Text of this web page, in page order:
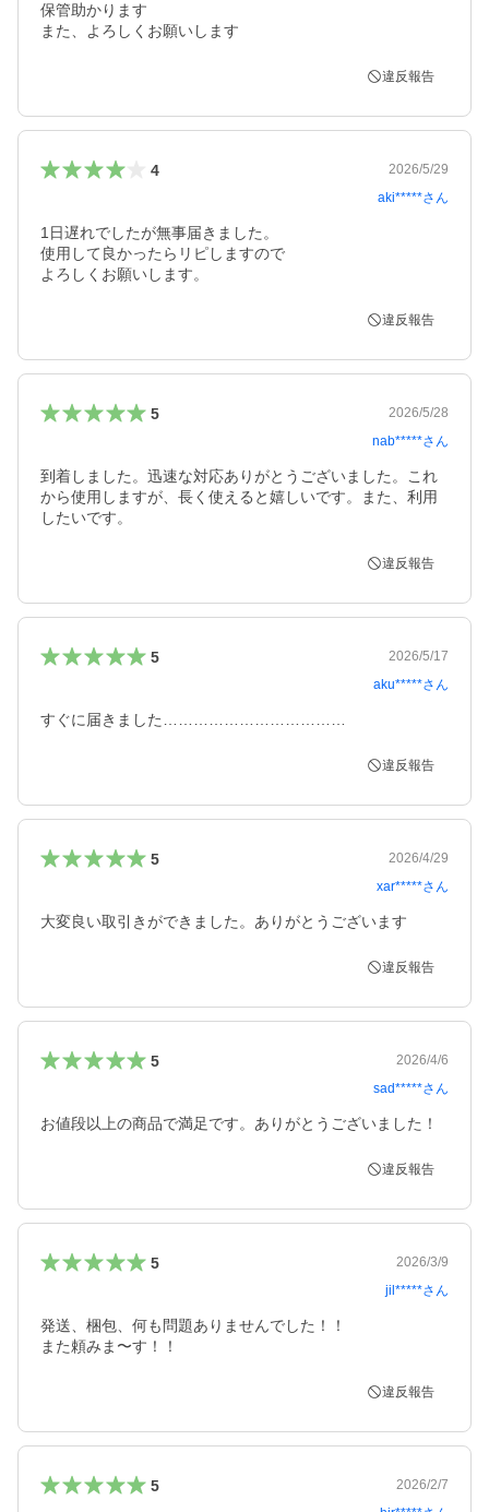
保管助かります
また、よろしくお願いします
違反報告
4
2026/5/29
aki*****さん
1日遅れでしたが無事届きました。
使用して良かったらリピしますので
よろしくお願いします。
違反報告
5
2026/5/28
nab*****さん
到着しました。迅速な対応ありがとうございました。これ
から使用しますが、長く使えると嬉しいです。また、利用
したいです。
違反報告
5
2026/5/17
aku*****さん
すぐに届きました………………………………
違反報告
5
2026/4/29
xar*****さん
大変良い取引きができました。ありがとうございます
違反報告
5
2026/4/6
sad*****さん
お値段以上の商品で満足です。ありがとうございました！
違反報告
5
2026/3/9
jil*****さん
発送、梱包、何も問題ありませんでした！！
また頼みま〜す！！
違反報告
5
2026/2/7